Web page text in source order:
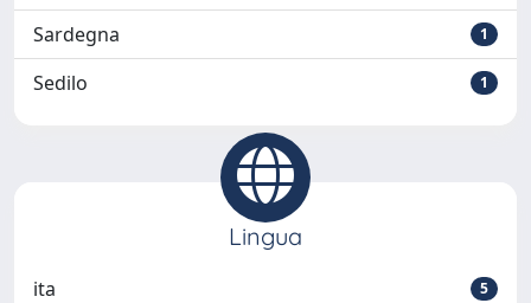
Sardegna 1
Sedilo 1
Lingua
ita 5